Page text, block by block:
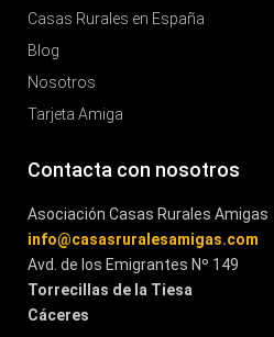
Casas Rurales en España
Blog
Nosotros
Tarjeta Amiga
Contacta con nosotros
Asociación Casas Rurales Amigas
info@casasruralesamigas.com
Avd. de los Emigrantes Nº 149
Torrecillas de la Tiesa
Cáceres